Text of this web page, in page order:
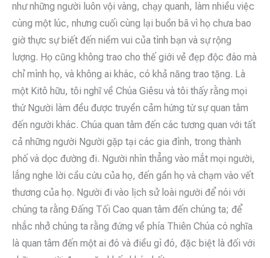
như những người luôn vội vàng, chạy quanh, làm nhiều việc
cùng một lúc, nhưng cuối cùng lại buồn bã vì họ chưa bao
giờ thực sự biết đến niềm vui của tình bạn và sự rộng
lượng. Họ cũng không trao cho thế giới vẻ đẹp độc đáo mà
chỉ mình họ, và không ai khác, có khả năng trao tặng. Là
một Kitô hữu, tôi nghĩ về Chúa Giêsu và tôi thấy rằng mọi
thứ Người làm đều được truyền cảm hứng từ sự quan tâm
đến người khác. Chúa quan tâm đến các tương quan với tất
cả những người Người gặp tại các gia đình, trong thành
phố và dọc đường đi. Người nhìn thẳng vào mắt mọi người,
lắng nghe lời cầu cứu của họ, đến gần họ và chạm vào vết
thương của họ. Người đi vào lịch sử loài người để nói với
chúng ta rằng Đấng Tối Cao quan tâm đến chúng ta; để
nhắc nhở chúng ta rằng đứng về phía Thiên Chúa có nghĩa
là quan tâm đến một ai đó và điều gì đó, đặc biệt là đối với